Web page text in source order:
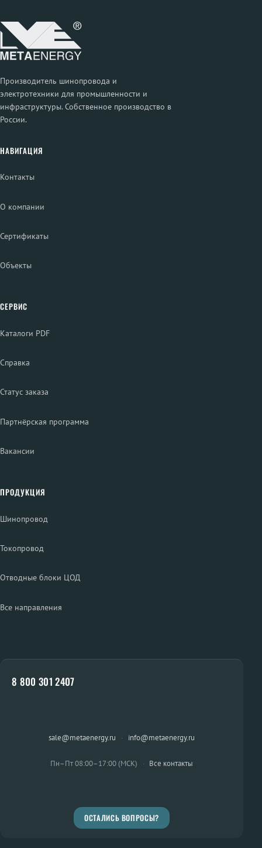
Производитель шинопровода и
электротехники для промышленности и
инфраструктуры. Собственное производство в
России.
НАВИГАЦИЯ
Контакты
О компании
Сертификаты
Объекты
СЕРВИС
Каталоги PDF
Справка
Статус заказа
Партнёрская программа
Вакансии
ПРОДУКЦИЯ
Шинопровод
Токопровод
Отводные блоки ЦОД
Все направления
8 800 301 2407
sale@metaenergy.ru · info@metaenergy.ru
Пн–Пт 08:00–17:00 (МСК) · Все контакты
ОСТАЛИСЬ ВОПРОСЫ?